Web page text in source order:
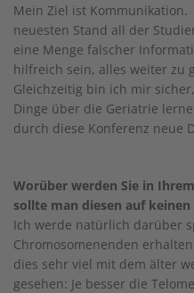
Mein Ziel ist
neuesten Stand all der
eine Menge falscher
hilfreich sein, alles weiter zu
Gleichzeitig bin ich mir
Dinge über die Geriatrie
durch diese Konferenz neue
Worüber werden Sie in
sollte man diesen auf keinen
Ich werde natürlich darüber
Chromosomenenden
dies sehr viel mit dem älter
gesehen: Je besser die